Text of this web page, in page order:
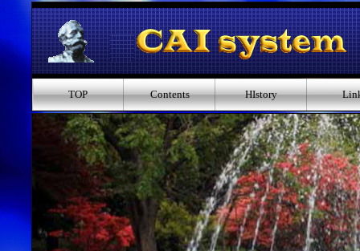
TOP Contents HIstory